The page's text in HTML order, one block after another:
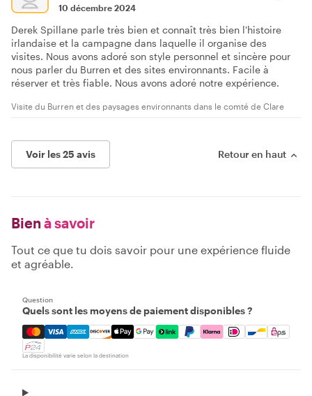
10 décembre 2024
Derek Spillane parle très bien et connaît très bien l'histoire
irlandaise et la campagne dans laquelle il organise des
visites. Nous avons adoré son style personnel et sincère pour
nous parler du Burren et des sites environnants. Facile à
réserver et très fiable. Nous avons adoré notre expérience.
Visite du Burren et des paysages environnants dans le comté de Clare
Voir les 25 avis Retour en haut
Bien à savoir
Tout ce que tu dois savoir pour une expérience fluide
et agréable.
Question
Quels sont les moyens de paiement disponibles ?
Mastercard, Visa, Amex, Discover, Apple Pay, Google
La disponibilité varie selon la destination